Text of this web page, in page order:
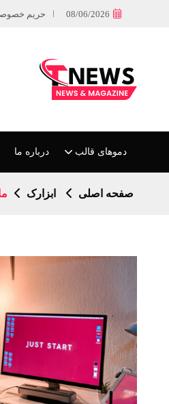
08/06/2026 حریم
دموهای قالب درباره ما
صفحه اصلی ابزارک